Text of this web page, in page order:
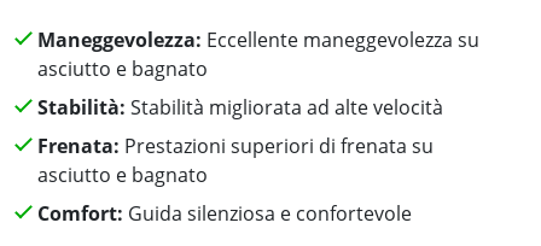
Maneggevolezza: Eccellente maneggevolezza su
asciutto e bagnato
Stabilità: Stabilità migliorata ad alte velocità
Frenata: Prestazioni superiori di frenata su
asciutto e bagnato
Comfort: Guida silenziosa e confortevole